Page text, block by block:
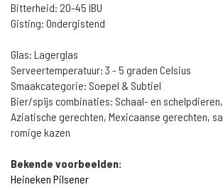
Bitterheid: 20-45 IBU
Gisting: Ondergistend
Glas: Lagerglas
Serveertemperatuur: 3 - 5 graden Celsius
Smaakcategorie: Soepel & Subtiel
Bier/spijs combinaties: Schaal- en
Aziatische gerechten, Mexicaanse gerechten,
romige kazen
Bekende voorbeelden:
Heineken Pilsener